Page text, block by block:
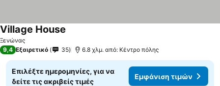
Ξενώνας
Village House
9,4 Εξαιρετικό 35 6.8 χλμ. από: Κέντρο πόλης
Επιλέξτε ημερομηνίες, για να
δείτε τις ακριβείς τιμές
Εμφάνιση τιμών